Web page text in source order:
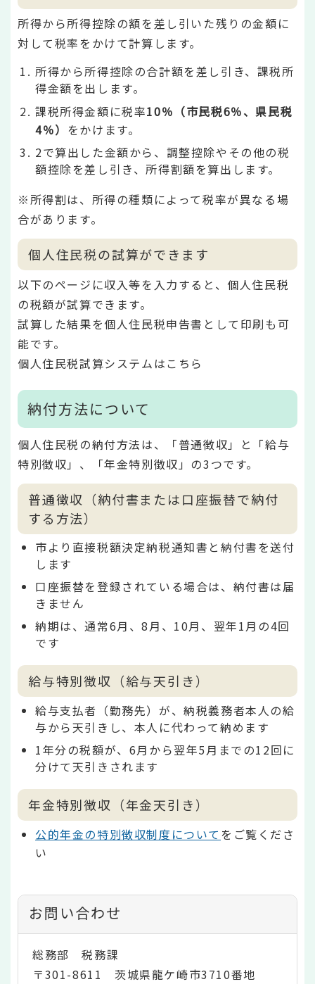
所得から所得控除の額を差し引いた残りの金額に
対して税率をかけて計算します。
所得から所得控除の合計額を差し引き、課税所
得金額を出します。
課税所得金額に税率10％（市民税6％、県民税
4％） をかけます。
2で算出した金額から、調整控除やその他の税
額控除を差し引き、所得割額を算出します。
※所得割は、所得の種類によって税率が異なる場
合があります。
個人住民税の試算ができます
以下のページに収入等を入力すると、個人住民税
の税額が試算できます。
試算した結果を個人住民税申告書として印刷も可
能です。
個人住民税試算システムはこちら
納付方法について
個人住民税の納付方法は、「普通徴収」と「給与
特別徴収」、「年金特別徴収」の3つです。
普通徴収（納付書または口座振替で納付
する方法）
市より直接税額決定納税通知書と納付書を送付
します
口座振替を登録されている場合は、納付書は届
きません
納期は、通常6月、8月、10月、翌年1月の4回
です
給与特別徴収（給与天引き）
給与支払者（勤務先）が、納税義務者本人の給
与から天引きし、本人に代わって納めます
1年分の税額が、6月から翌年5月までの12回に
分けて天引きされます
年金特別徴収（年金天引き）
公的年金の特別徴収制度について をご覧くださ
い
お問い合わせ
総務部 税務課
〒301-8611 茨城県龍ケ崎市3710番地